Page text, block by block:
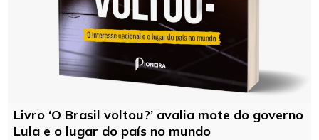
Livro ‘O Brasil voltou?’ avalia mote do governo
Lula e o lugar do país no mundo